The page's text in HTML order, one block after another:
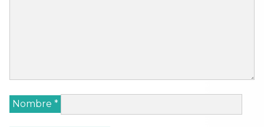
Nombre *